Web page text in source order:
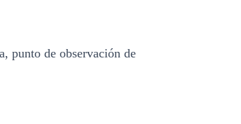
punto de observación de